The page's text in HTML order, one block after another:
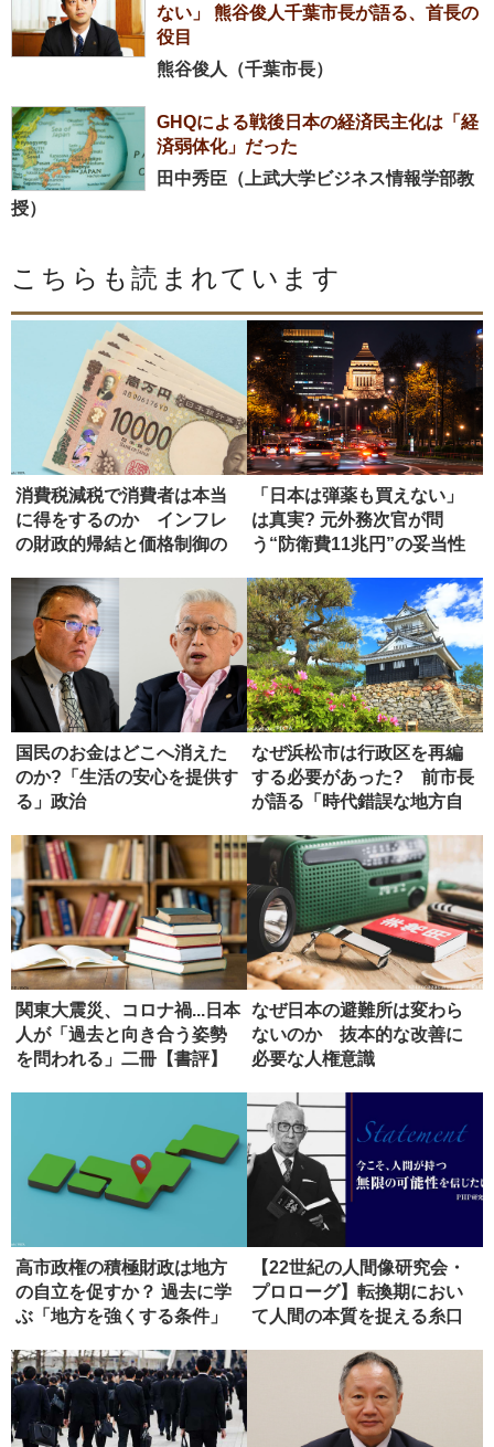
ない」 熊谷俊人千葉市長が語る、首長の
役目
熊谷俊人（千葉市長）
GHQによる戦後日本の経済民主化は「経
済弱体化」だった
田中秀臣（上武大学ビジネス情報学部教
授）
こちらも読まれています
消費税減税で消費者は本当
に得をするのか インフレ
の財政的帰結と価格制御の
「日本は弾薬も買えない」
は真実? 元外務次官が問
う“防衛費11兆円”の妥当性
国民のお金はどこへ消えた
のか?「生活の安心を提供す
る」政治
なぜ浜松市は行政区を再編
する必要があった? 前市長
が語る「時代錯誤な地方自
関東大震災、コロナ禍...日本
人が「過去と向き合う姿勢
を問われる」二冊【書評】
なぜ日本の避難所は変わら
ないのか 抜本的な改善に
必要な人権意識
高市政権の積極財政は地方
の自立を促すか？ 過去に学
ぶ「地方を強くする条件」
【22世紀の人間像研究会・
プロローグ】転換期におい
て人間の本質を捉える糸口